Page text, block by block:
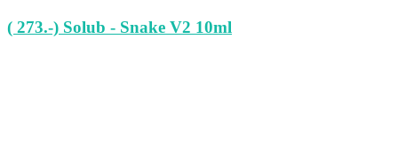
( 273.-) Solub - Snake V2 10ml